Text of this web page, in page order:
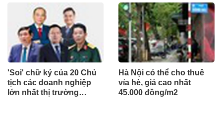
'Soi' chữ ký của 20 Chủ
tịch các doanh nghiệp
lớn nhất thị trường
Hà Nội có thể cho thuê
vỉa hè, giá cao nhất
45.000 đồng/m2